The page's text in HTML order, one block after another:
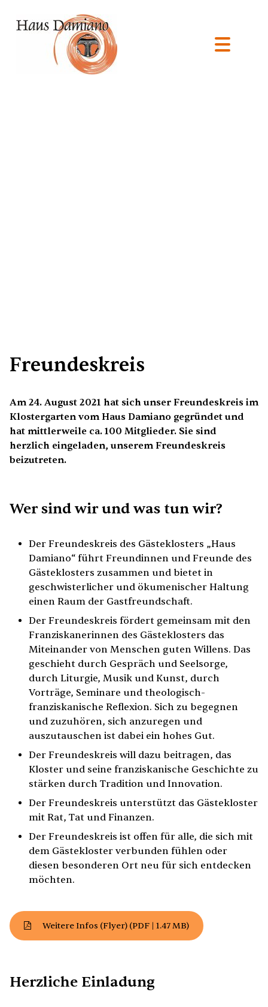
Freundeskreis
Am 24. August 2021 hat sich unser Freundeskreis im
Klostergarten vom Haus Damiano gegründet und
hat mittlerweile ca. 100 Mitglieder. Sie sind
herzlich eingeladen, unserem Freundeskreis
beizutreten.
Wer sind wir und was tun wir?
Der Freundeskreis des Gästeklosters „Haus
Damiano“ führt Freundinnen und Freunde des
Gästeklosters zusammen und bietet in
geschwisterlicher und ökumenischer Haltung
einen Raum der Gastfreundschaft.
Der Freundeskreis fördert gemeinsam mit den
Franziskanerinnen des Gästeklosters das
Miteinander von Menschen guten Willens. Das
geschieht durch Gespräch und Seelsorge,
durch Liturgie, Musik und Kunst, durch
Vorträge, Seminare und theologisch-
franziskanische Reflexion. Sich zu begegnen
und zuzuhören, sich anzuregen und
auszutauschen ist dabei ein hohes Gut.
Der Freundeskreis will dazu beitragen, das
Kloster und seine franziskanische Geschichte zu
stärken durch Tradition und Innovation.
Der Freundeskreis unterstützt das Gästekloster
mit Rat, Tat und Finanzen.
Der Freundeskreis ist offen für alle, die sich mit
dem Gästekloster verbunden fühlen oder
diesen besonderen Ort neu für sich entdecken
möchten.
Weitere Infos (Flyer) (PDF | 1.47 MB)
Herzliche Einladung